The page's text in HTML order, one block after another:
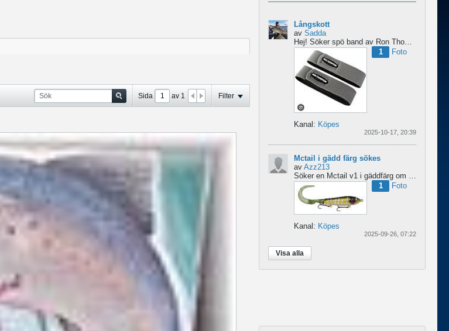
Sida av 1 Filter
Långskott
av Sadda
Hej! Söker spö band av Ron Thompson. Är de bara i hyfsat skick så köper jag gärna ett par....
1
Foto
Kanal: Köpes
2025-10-17, 20:39
Mctail i gädd färg sökes
av Azz213
1
Foto
Kanal: Köpes
2025-09-26, 07:22
Visa alla